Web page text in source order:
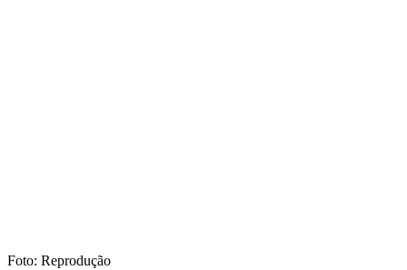
Foto: Reprodução